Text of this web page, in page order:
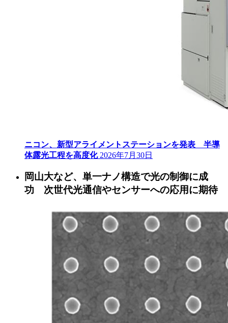
ニコン、新型アライメントステーションを発表 半導
体露光工程を高度化 2026年7月30日
岡山大など、単一ナノ構造で光の制御に成
功 次世代光通信やセンサーへの応用に期待